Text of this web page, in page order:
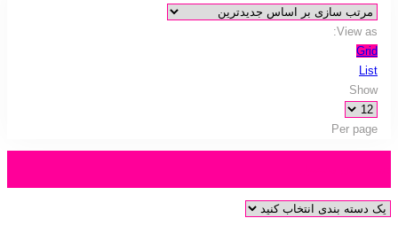
View as:
Grid
List
Show
Per page